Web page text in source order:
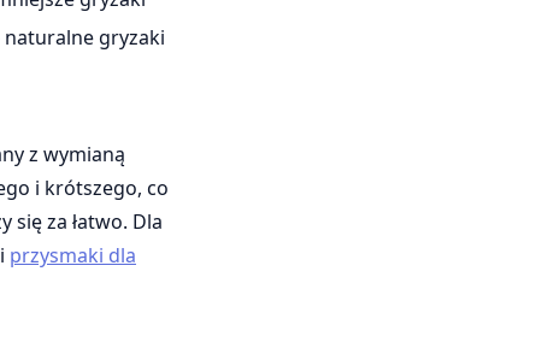
naturalne gryzaki
z wymianą
i krótszego, co
się za łatwo. Dla
przysmaki dla